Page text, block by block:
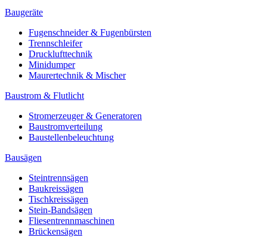
Baugeräte
Fugenschneider & Fugenbürsten
Trennschleifer
Drucklufttechnik
Minidumper
Maurertechnik & Mischer
Baustrom & Flutlicht
Stromerzeuger & Generatoren
Baustromverteilung
Baustellenbeleuchtung
Bausägen
Steintrennsägen
Baukreissägen
Tischkreissägen
Stein-Bandsägen
Fliesentrennmaschinen
Brückensägen